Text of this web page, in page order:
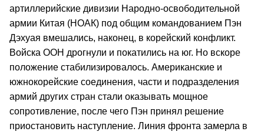
артиллерийские дивизии Народно-освободительной
армии Китая (НОАК) под общим командованием Пэн
Дэхуая вмешались, наконец, в корейский конфликт.
Войска ООН дрогнули и покатились на юг. Но вскоре
положение стабилизировалось. Американские и
южнокорейские соединения, части и подразделения
армий других стран стали оказывать мощное
сопротивление, после чего Пэн принял решение
приостановить наступление. Линия фронта замерла в